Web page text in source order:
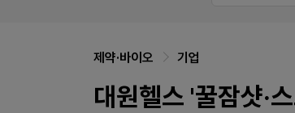
제약·바이오 기업
대원헬스 '꿀잠샷·